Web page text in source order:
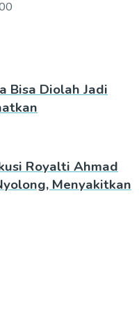
Bisa Diolah Jadi
Royalti Ahmad
Menyakitkan